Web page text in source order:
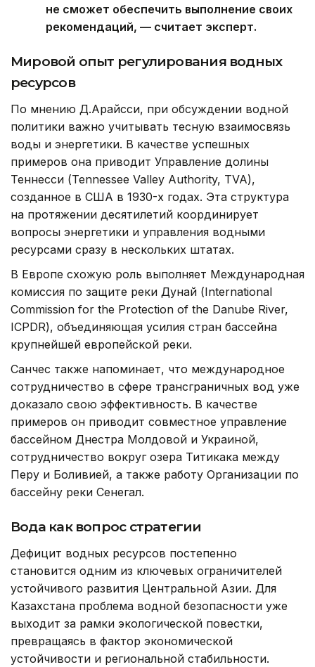
не сможет обеспечить выполнение своих
рекомендаций, — считает эксперт.
Мировой опыт регулирования водных
ресурсов
По мнению Д.Арайсси, при обсуждении водной
политики важно учитывать тесную взаимосвязь
воды и энергетики. В качестве успешных
примеров она приводит Управление долины
Теннесси (Tennessee Valley Authority, TVA),
созданное в США в 1930-х годах. Эта структура
на протяжении десятилетий координирует
вопросы энергетики и управления водными
ресурсами сразу в нескольких штатах.
В Европе схожую роль выполняет Международная
комиссия по защите реки Дунай (International
Commission for the Protection of the Danube River,
ICPDR), объединяющая усилия стран бассейна
крупнейшей европейской реки.
Санчес также напоминает, что международное
сотрудничество в сфере трансграничных вод уже
доказало свою эффективность. В качестве
примеров он приводит совместное управление
бассейном Днестра Молдовой и Украиной,
сотрудничество вокруг озера Титикака между
Перу и Боливией, а также работу Организации по
бассейну реки Сенегал.
Вода как вопрос стратегии
Дефицит водных ресурсов постепенно
становится одним из ключевых ограничителей
устойчивого развития Центральной Азии. Для
Казахстана проблема водной безопасности уже
выходит за рамки экологической повестки,
превращаясь в фактор экономической
устойчивости и региональной стабильности.